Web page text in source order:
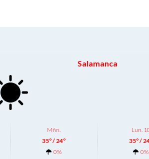
Salamanca
Mñn.
35º / 24º
0%
Lun.
35º /
0%